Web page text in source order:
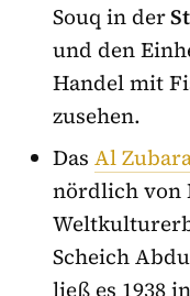
Souq in der
und den
Handel mit
zusehen.
Das Al
nördlich von
Scheich
ließ es 1938